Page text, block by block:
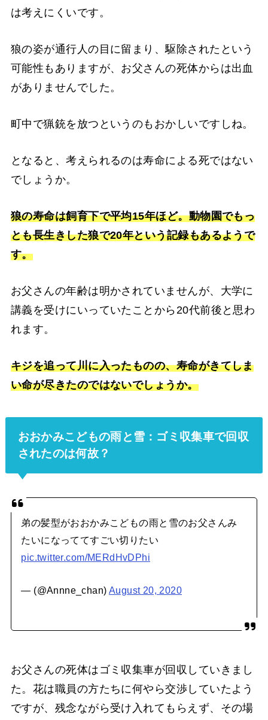
は考えにくいです。
狼の姿が通行人の目に留まり、駆除されたという
可能性もありますが、お父さんの死体からは出血
がありませんでした。
町中で猟銃を放つというのもおかしいですしね。
となると、考えられるのは寿命による死ではない
でしょうか。
狼の寿命は飼育下で平均15年ほど。動物園でもっ
とも長生きした狼で20年という記録もあるようで
す。
お父さんの年齢は明かされていませんが、大学に
講義を受けにいっていたことから20代前後と思わ
れます。
キジを追って川に入ったものの、寿命がきてしま
い命が尽きたのではないでしょうか。
おおかみこどもの雨と雪：ゴミ収集車で回収
されたのは何故？
弟の髪型がおおかみこどもの雨と雪のお父さんみ
たいになっててすごい切りたい
pic.twitter.com/MERdHvDPhi
— (@Annne_chan) August 20, 2020
お父さんの死体はゴミ収集車が回収していきまし
た。花は職員の方たちに何やら交渉していたよう
ですが、残念ながら受け入れてもらえず、その場